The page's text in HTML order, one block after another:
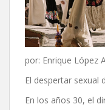
por: Enrique López
El despertar sexual
En los años 30, el